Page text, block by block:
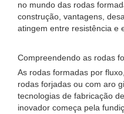
no mundo das rodas
construção, vantagens,
atingem entre resistência e
Compreendendo as rodas
As rodas formadas por
rodas forjadas ou com aro
tecnologias de fabricação
inovador começa pela